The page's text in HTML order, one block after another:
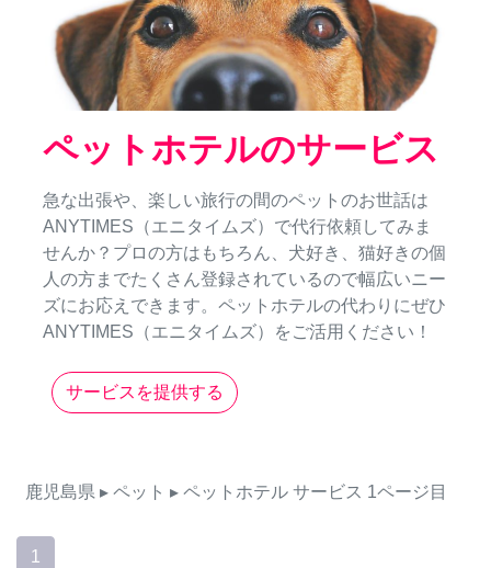
ペットホテルのサービス
急な出張や、楽しい旅行の間のペットのお世話は
ANYTIMES（エニタイムズ）で代行依頼してみま
せんか？プロの方はもちろん、犬好き、猫好きの個
人の方までたくさん登録されているので幅広いニー
ズにお応えできます。ペットホテルの代わりにぜひ
ANYTIMES（エニタイムズ）をご活用ください！
サービスを提供する
鹿児島県 ▸ ペット ▸ ペットホテル サービス 1ページ目
1